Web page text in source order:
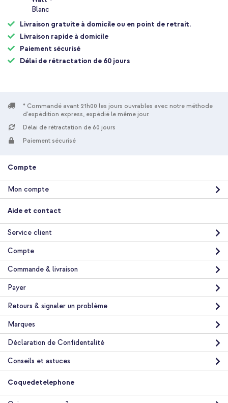
Livraison gratuite à domicile ou en point de retrait.
Livraison rapide à domicile
Paiement sécurisé
Délai de rétractation de 60 jours
Acheter
gratuite
Spigen Coque Ultra Hybrid MagSafe Apple iPhone 17 Pro -
20 % de réduction
74,98 €
Livraison gratuite 67,98 €
Acheter
Livraison
gratuite
Spigen Coque Ultra Hybrid MagSafe Apple iPhone 17 Pro -
Clear / White + Support de téléphone pour voiture - MagSafe -
* Commandé avant 21h00 les jours ouvrables avec notre méthode
d'expédition express, expédié le même jour.
Délai de rétractation de 60 jours
Paiement sécurisé
Compte
Mon compte
Aide et contact
Service client
Compte
Commande & livraison
Payer
Retours & signaler un problème
Marques
Déclaration de Confidentalité
Conseils et astuces
Coquedetelephone